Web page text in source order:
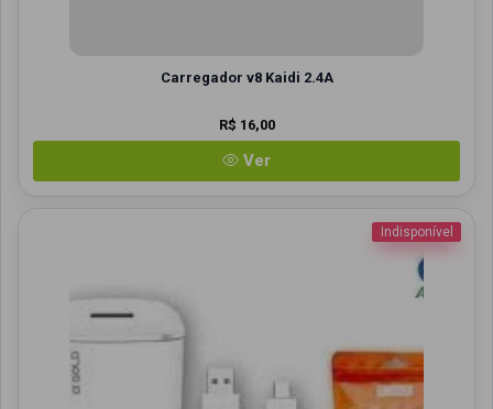
Carregador v8 Kaidi 2.4A
R$ 16,00
Ver
Indisponível